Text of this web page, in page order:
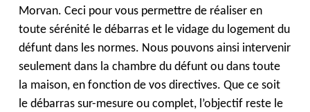
Morvan. Ceci pour vous permettre de réaliser en
toute sérénité le débarras et le vidage du logement du
défunt dans les normes. Nous pouvons ainsi intervenir
seulement dans la chambre du défunt ou dans toute
la maison, en fonction de vos directives. Que ce soit
le débarras sur-mesure ou complet, l’objectif reste le